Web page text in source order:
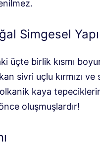
Simgesel Yapı
üçte birlik kısmı
sivri uçlu kırmızı ve
kaya
oluşmuşlardır!